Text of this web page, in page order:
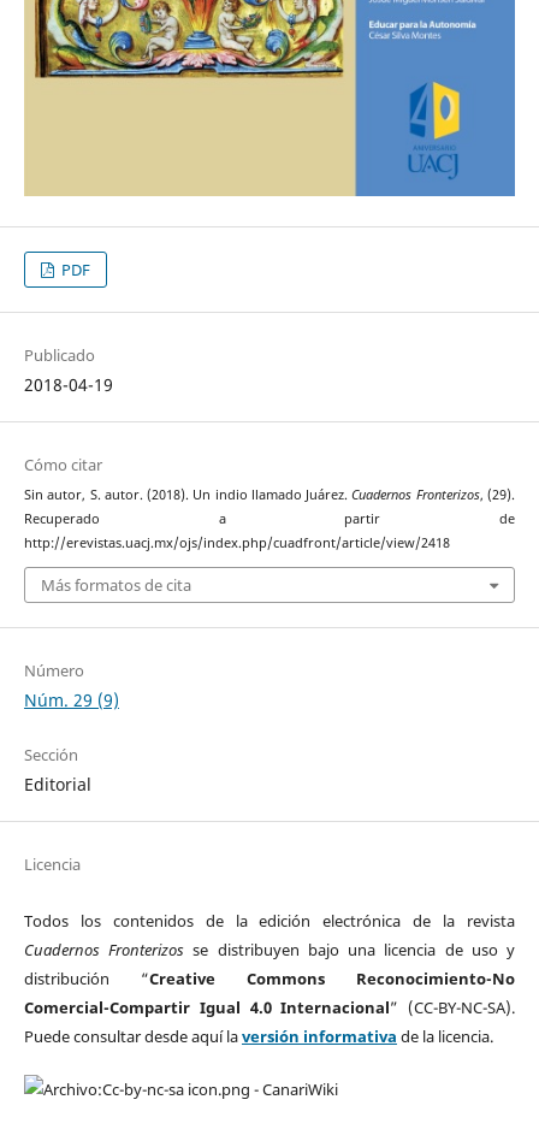
PDF
Publicado
2018-04-19
Cómo citar
Sin autor, S. autor. (2018). Un indio llamado Juárez.Cuadernos Fronterizos, (29).
Recuperado a partir de
http://erevistas.uacj.mx/ojs/index.php/cuadfront/article/view/2418
Más formatos de cita
Número
Núm. 29 (9)
Sección
Editorial
Licencia
Todos los contenidos de la edición electrónica de la revista
Cuadernos Fronterizos se distribuyen bajo una licencia de uso y
distribución “Creative Commons Reconocimiento-No
Comercial-Compartir Igual 4.0 Internacional” (CC-BY-NC-SA).
Puede consultar desde aquí laversión informativa de la licencia.